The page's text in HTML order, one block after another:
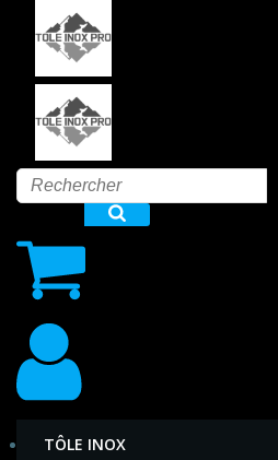
contenu
TÔLE INOX